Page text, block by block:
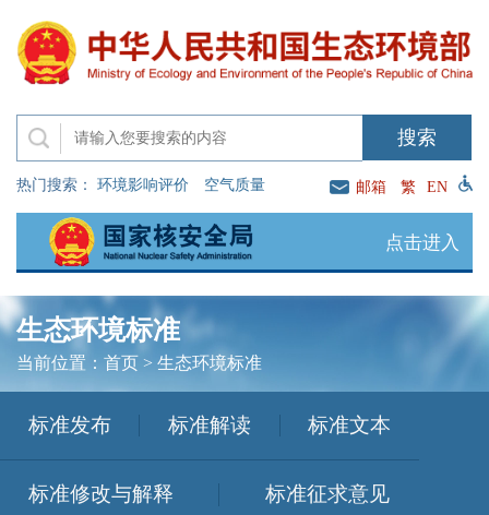
热门搜索： 环境影响评价 空气质量 邮箱 繁 EN
点击进入
生态环境标准
当前位置： 首页> 生态环境标准
标准发布 标准解读 标准文本
标准修改与解释 标准征求意见